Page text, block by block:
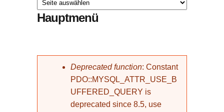
Hauptmenü
Fehlermeldung
Deprecated function: Constant
PDO::MYSQL_ATTR_USE_B
UFFERED_QUERY is
deprecated since 8.5, use